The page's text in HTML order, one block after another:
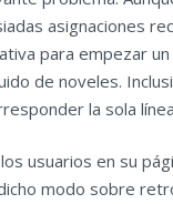
asignaciones
para empezar
de noveles.
la sola
usuarios en su
modo sobre